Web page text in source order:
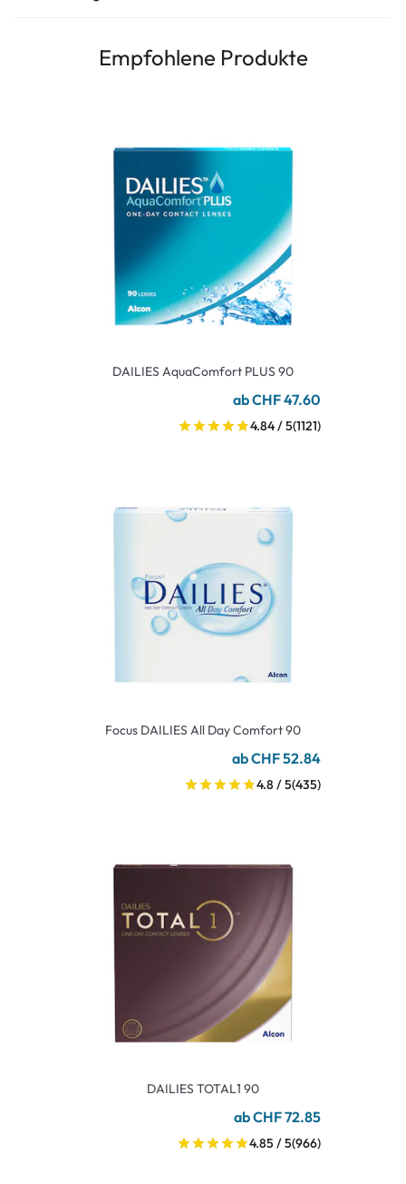
Empfohlene Produkte
DAILIES AquaComfort PLUS 90
ab CHF 47.60
4.84 / 5(1121)
Focus DAILIES All Day Comfort 90
ab CHF 52.84
4.8 / 5(435)
DAILIES TOTAL1 90
ab CHF 72.85
4.85 / 5(966)